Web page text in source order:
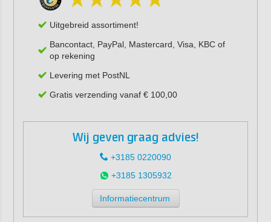
Uitgebreid assortiment!
Bancontact, PayPal, Mastercard, Visa, KBC of
op rekening
Levering met PostNL
Gratis verzending vanaf € 100,00
Wij geven graag advies!
+3185 0220090
+3185 1305932
Informatiecentrum